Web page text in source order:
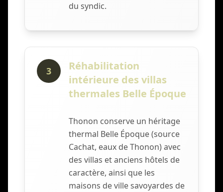
du syndic.
3
Réhabilitation
intérieure des villas
thermales Belle Époque
Thonon conserve un héritage
thermal Belle Époque (source
Cachat, eaux de Thonon) avec
des villas et anciens hôtels de
caractère, ainsi que les
maisons de ville savoyardes de